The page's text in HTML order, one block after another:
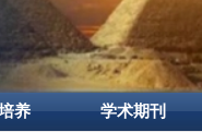
养 学术期刊